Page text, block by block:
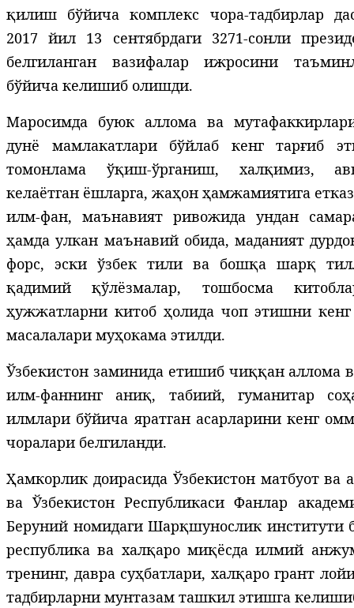
қилиш бўйича комплекс чора-тадбирлар
2017 йил 13 сентябрдаги 3271-сонли
белгиланган вазифалар ижросини
бўйича келишиб олишди.
Маросимда буюк аллома ва
дунё мамлакатлари бўйлаб кенг тарғиб
томонлама ўқиш-ўрганиш, халқимиз,
келаётган ёшларга, жаҳон ҳамжамиятига
илм-фан, маънавият ривожида ундан
ҳамда улкан маънавий обида, маданият
форс, эски ўзбек тили ва бошқа шарқ
қадимий қўлёзмалар, тошбосма
ҳужжатларни китоб ҳолида чоп этишни
масалалари муҳокама этилди.
Ўзбекистон заминида етишиб чиққан аллома
илм-фаннинг аниқ, табиий, гуманитар
илмлари бўйича яратган асарларини кенг
чоралари белгиланди.
Ҳамкорлик доирасида Ўзбекистон матбуот ва
ва Ўзбекистон Республикаси Фанлар
Беруний номидаги Шарқшунослик институти
республика ва халқаро миқёсда илмий
тренинг, давра суҳбатлари, халқаро грант
тадбирларни мунтазам ташкил этишга